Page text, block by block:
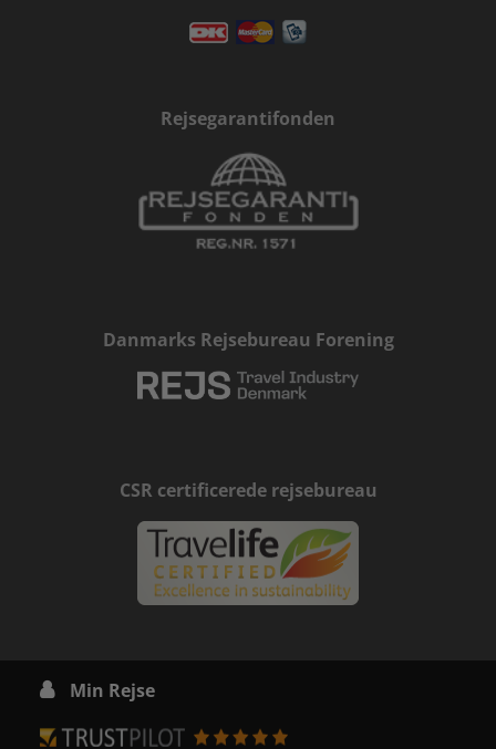
Rejsegarantifonden
Danmarks Rejsebureau Forening
CSR certificerede rejsebureau
 Min Rejse